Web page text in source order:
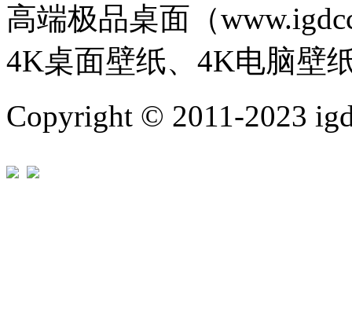
高端极品桌面（
4K桌面壁纸、4K电脑壁
Copyright © 2011-2023